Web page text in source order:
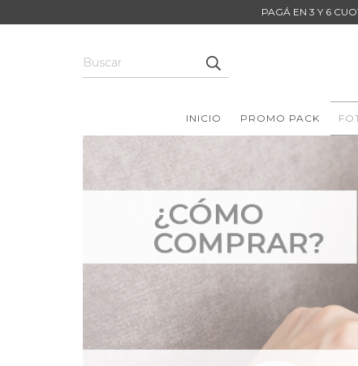
PAGÁ EN 3 Y 6
INICIO PROMO PACK